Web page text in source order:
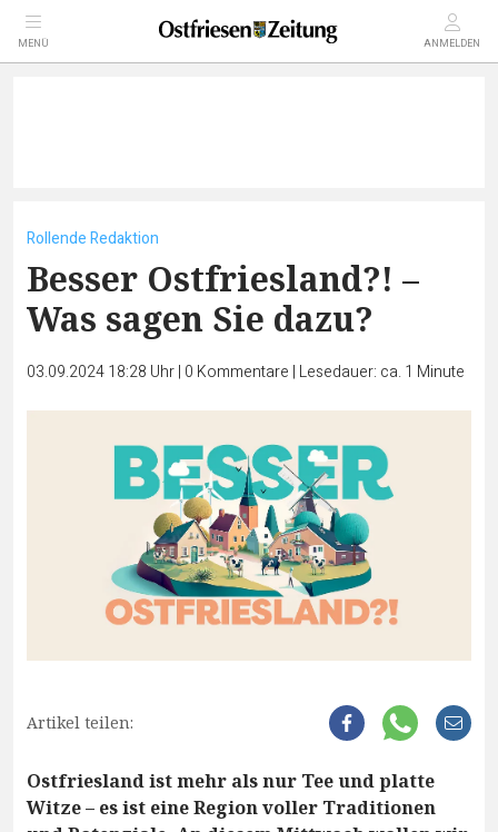
MENÜ ANMELDEN
Rollende Redaktion
Besser Ostfriesland?! –
Was sagen Sie dazu?
03.09.2024 18:28 Uhr| 0 Kommentare | Lesedauer: ca. 1 Minute
Artikel teilen:
Ostfriesland ist mehr als nur Tee und platte
Witze – es ist eine Region voller Traditionen